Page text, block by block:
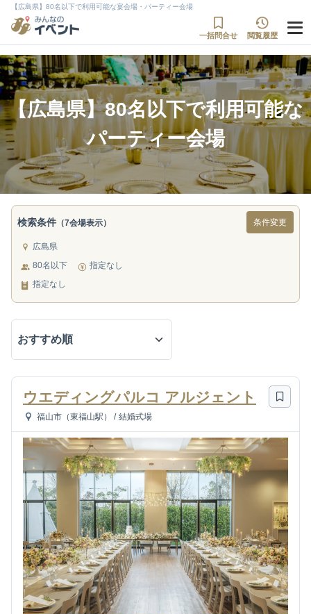
【広島県】80名以下で利用可能な宴会場・パーティー会場
一括問合せ 閲覧履歴
【広島県】80名以下で利用可能な
パーティー会場
検索条件 （7会場表示） 条件変更
広島県
80名以下
指定なし
指定なし
ウエディングパルコ アルジェント
福山市（東福山駅） / 結婚式場